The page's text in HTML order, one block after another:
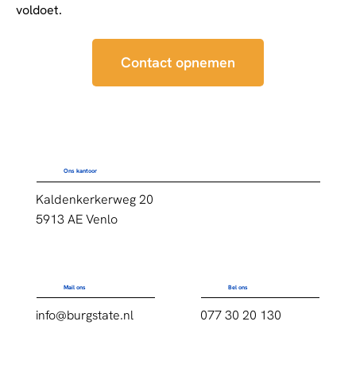
voldoet.
Contact opnemen
Ons kantoor
Kaldenkerkerweg 20
5913 AE Venlo
Mail ons
info@burgstate.nl
Bel ons
077 30 20 130